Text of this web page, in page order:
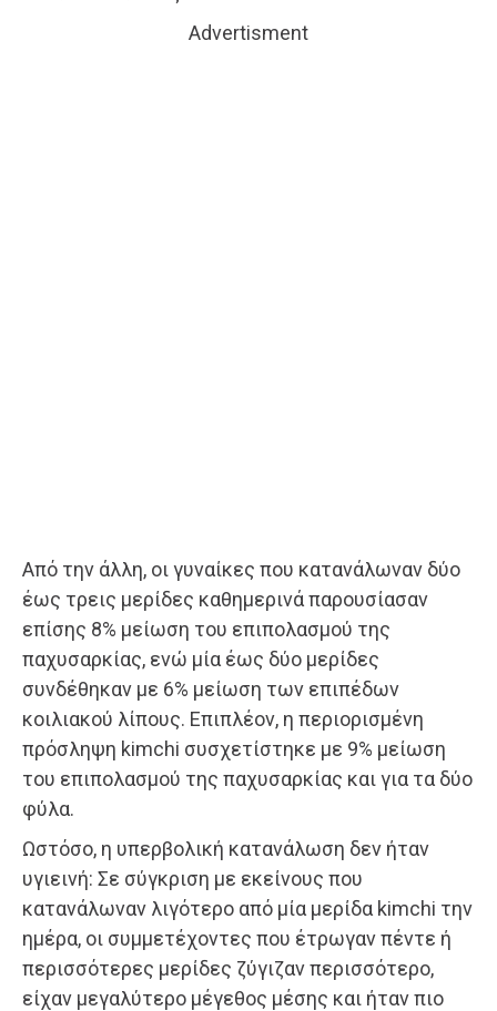
Advertisment
Από την άλλη, οι γυναίκες που κατανάλωναν δύο
έως τρεις μερίδες καθημερινά παρουσίασαν
επίσης 8% μείωση του επιπολασμού της
παχυσαρκίας, ενώ μία έως δύο μερίδες
συνδέθηκαν με 6% μείωση των επιπέδων
κοιλιακού λίπους. Επιπλέον, η περιορισμένη
πρόσληψη kimchi συσχετίστηκε με 9% μείωση
του επιπολασμού της παχυσαρκίας και για τα δύο
φύλα.
Ωστόσο, η υπερβολική κατανάλωση δεν ήταν
υγιεινή: Σε σύγκριση με εκείνους που
κατανάλωναν λιγότερο από μία μερίδα kimchi την
ημέρα, οι συμμετέχοντες που έτρωγαν πέντε ή
περισσότερες μερίδες ζύγιζαν περισσότερο,
είχαν μεγαλύτερο μέγεθος μέσης και ήταν πιο